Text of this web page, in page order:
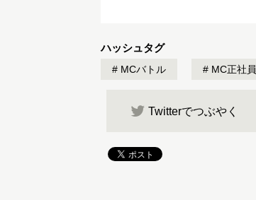
ハッシュタグ
MCバトル MC正社員
Twitterでつぶやく